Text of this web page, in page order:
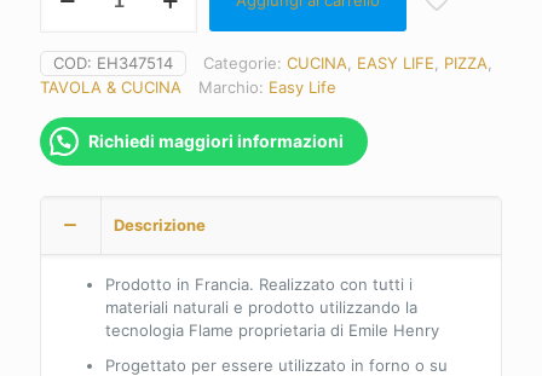
Eh-
347514
Pietra
per
pizza
piatta,
COD: EH347514 Categorie: CUCINA EASY LIFE PIZZA
TAVOLA & CUCINA
Marchio: Easy Life
Richiedi maggiori informazioni
Descrizione
Prodotto in Francia. Realizzato con tutti i
materiali naturali e prodotto utilizzando la
tecnologia Flame proprietaria di Emile Henry
Progettato per essere utilizzato in forno o su